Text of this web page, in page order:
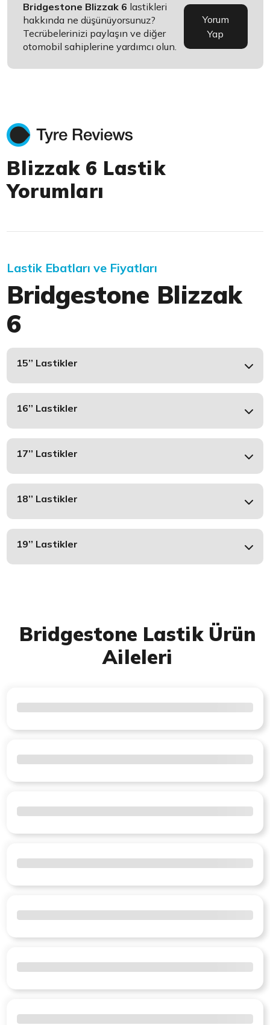
Bridgestone Blizzak 6 lastikleri
hakkında ne düşünüyorsunuz?
Tecrübelerinizi paylaşın ve diğer
otomobil sahiplerine yardımcı olun.
Yorum
Yap
Blizzak 6 Lastik
Yorumları
Lastik Ebatları ve Fiyatları
Bridgestone Blizzak
6
15’’ Lastikler
16’’ Lastikler
17’’ Lastikler
18’’ Lastikler
19’’ Lastikler
Bridgestone Lastik Ürün
Aileleri